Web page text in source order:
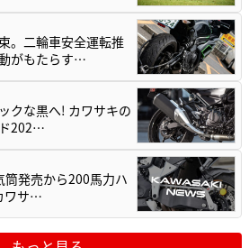
。二輪車安全運転推
がもたらす…
クな黒へ! カワサキの
202…
筒発売から200馬力ハ
ワサ…